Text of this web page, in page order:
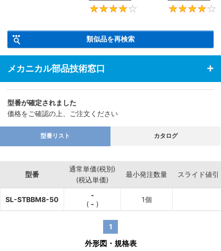
【特徴】位置決めの際の微調整が可能です。また先端に焼入が入っ
ているため、磨耗に強いです。
4.3
類似品を再検索
メカニカル部品技術窓口
型番が確定されました
価格をご確認の上、ご注文ください
型番リスト カタログ
型番
通常単価(税別)
(税込単価)
最小発注数量 スライド値引
SL-STBBM8-50
-
( - )
1個
1
外形図・規格表